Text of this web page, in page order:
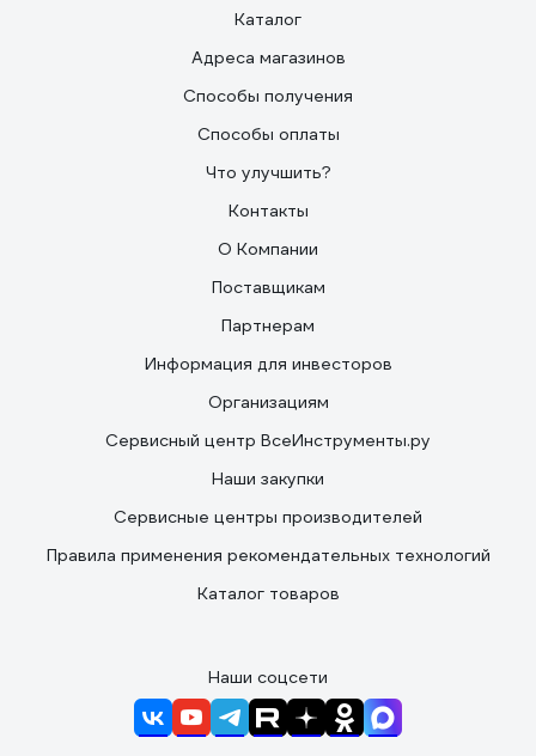
Каталог
Адреса магазинов
Способы получения
Способы оплаты
Что улучшить?
Контакты
О Компании
Поставщикам
Партнерам
Информация для инвесторов
Организациям
Сервисный центр ВсеИнструменты.ру
Наши закупки
Сервисные центры производителей
Правила применения рекомендательных технологий
Каталог товаров
Наши соцсети